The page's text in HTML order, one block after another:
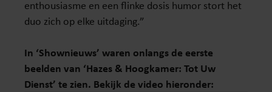
enthousiasme en een flinke dosis humor stort het
duo zich op elke uitdaging.”
In ‘Shownieuws’ waren onlangs de eerste
beelden van ‘Hazes & Hoogkamer: Tot Uw
Dienst’ te zien. Bekijk de video hieronder: